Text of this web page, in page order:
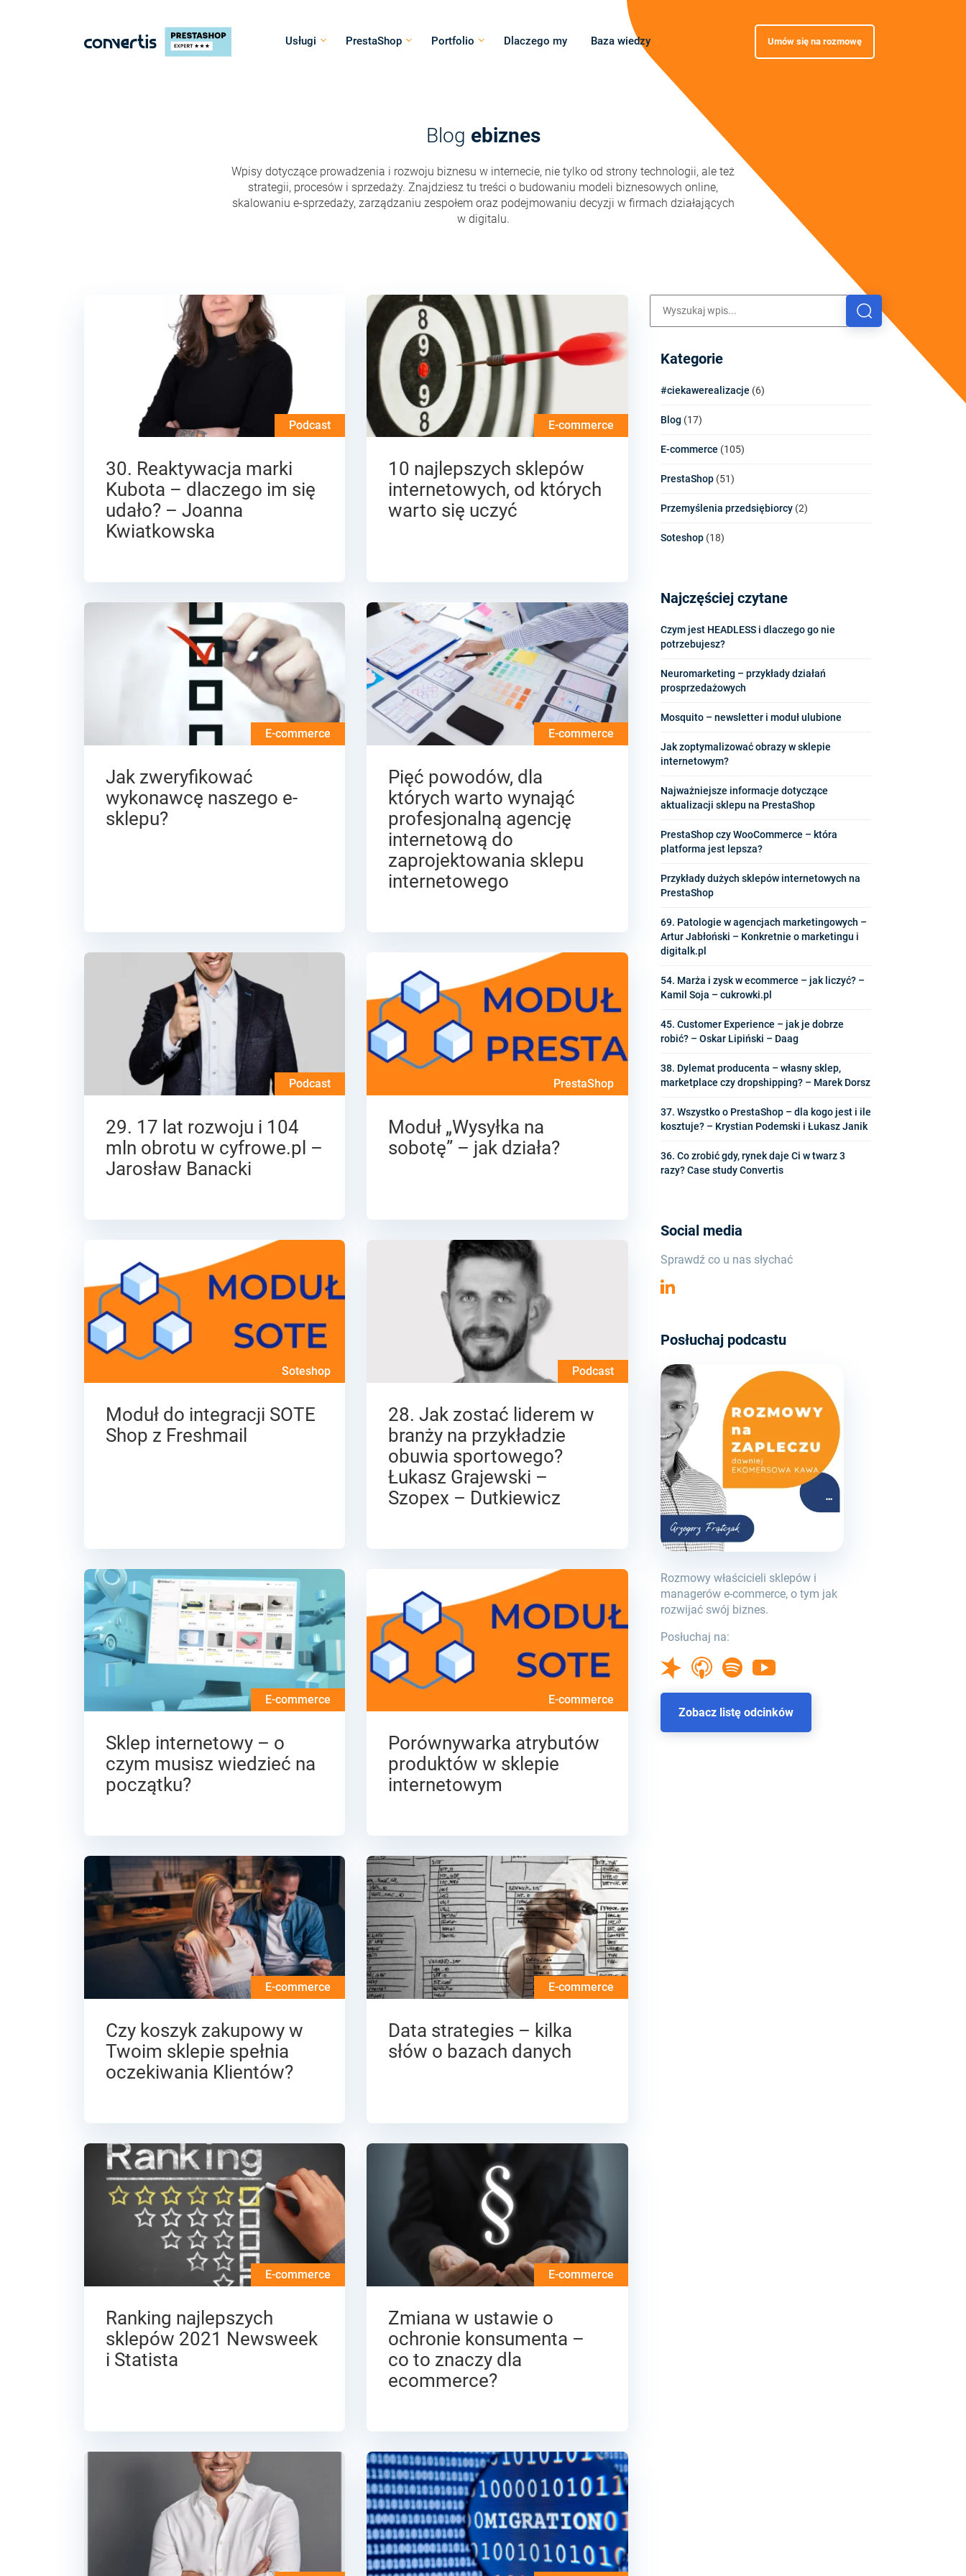
Usługi PrestaShop Portfolio Dlaczego my Baza wiedzy Umów się na rozmowę
Blog ebiznes
Wpisy dotyczące prowadzenia i rozwoju biznesu w internecie, nie tylko od strony technologii, ale też
strategii, procesów i sprzedaży. Znajdziesz tu treści o budowaniu modeli biznesowych online,
skalowaniu e-sprzedaży, zarządzaniu zespołem oraz podejmowaniu decyzji w firmach działających
w digitalu.
Podcast
30. Reaktywacja marki
Kubota – dlaczego im się
udało? – Joanna
Kwiatkowska
E-commerce
10 najlepszych sklepów
internetowych, od których
warto się uczyć
E-commerce
Jak zweryfikować
wykonawcę naszego e-
sklepu?
E-commerce
Pięć powodów, dla
których warto wynająć
profesjonalną agencję
internetową do
zaprojektowania sklepu
internetowego
Podcast
29. 17 lat rozwoju i 104
mln obrotu w cyfrowe.pl –
Jarosław Banacki
PrestaShop
Moduł „Wysyłka na
sobotę” – jak działa?
Soteshop
Moduł do integracji SOTE
Shop z Freshmail
Podcast
28. Jak zostać liderem w
branży na przykładzie
obuwia sportowego?
Łukasz Grajewski –
Szopex – Dutkiewicz
E-commerce
Sklep internetowy – o
czym musisz wiedzieć na
początku?
E-commerce
Porównywarka atrybutów
produktów w sklepie
internetowym
E-commerce
Czy koszyk zakupowy w
Twoim sklepie spełnia
oczekiwania Klientów?
E-commerce
Data strategies – kilka
słów o bazach danych
E-commerce
Ranking najlepszych
sklepów 2021 Newsweek
i Statista
E-commerce
Zmiana w ustawie o
ochronie konsumenta –
co to znaczy dla
ecommerce?
Kategorie
#ciekawerealizacje (6)
Blog (17)
E-commerce (105)
PrestaShop(51)
Przemyślenia przedsiębiorcy(2)
Soteshop(18)
Najczęściej czytane
Czym jest HEADLESS i dlaczego go nie
potrzebujesz?
Neuromarketing – przykłady działań
prosprzedażowych
Mosquito – newsletter i moduł ulubione
Jak zoptymalizować obrazy w sklepie
internetowym?
Najważniejsze informacje dotyczące
aktualizacji sklepu na PrestaShop
PrestaShop czy WooCommerce – która
platforma jest lepsza?
Przykłady dużych sklepów internetowych na
PrestaShop
69. Patologie w agencjach marketingowych –
Artur Jabłoński – Konkretnie o marketingu i
digitalk.pl
54. Marża i zysk w ecommerce – jak liczyć? –
Kamil Soja – cukrowki.pl
45. Customer Experience – jak je dobrze
robić? – Oskar Lipiński – Daag
38. Dylemat producenta – własny sklep,
marketplace czy dropshipping? – Marek Dorsz
37. Wszystko o PrestaShop – dla kogo jest i ile
kosztuje? – Krystian Podemski i Łukasz Janik
36. Co zrobić gdy, rynek daje Ci w twarz 3
razy? Case study Convertis
Social media
Sprawdź co u nas słychać
Posłuchaj podcastu
Rozmowy właścicieli sklepów i
managerów e-commerce, o tym jak
rozwijać swój biznes.
Posłuchaj na:
Zobacz listę odcinków